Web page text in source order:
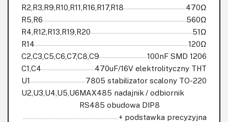
R2,R3,R9,R10,R11,R16,R17,R18
470Ω
R5,R6
560Ω
R4,R12,R13,R19,R20
51Ω
R14
120Ω
C2,C3,C5,C6,C7,C8,C9
100nF SMD 1206
C1,C4
470uF/16V elektrolityczny THT
U1
7805 stabilizator scalony TO-220
U2,U3,U4,U5,U6MAX485 nadajnik / odbiornik
RS485 obudowa DIP8
+ podstawka precyzyjna